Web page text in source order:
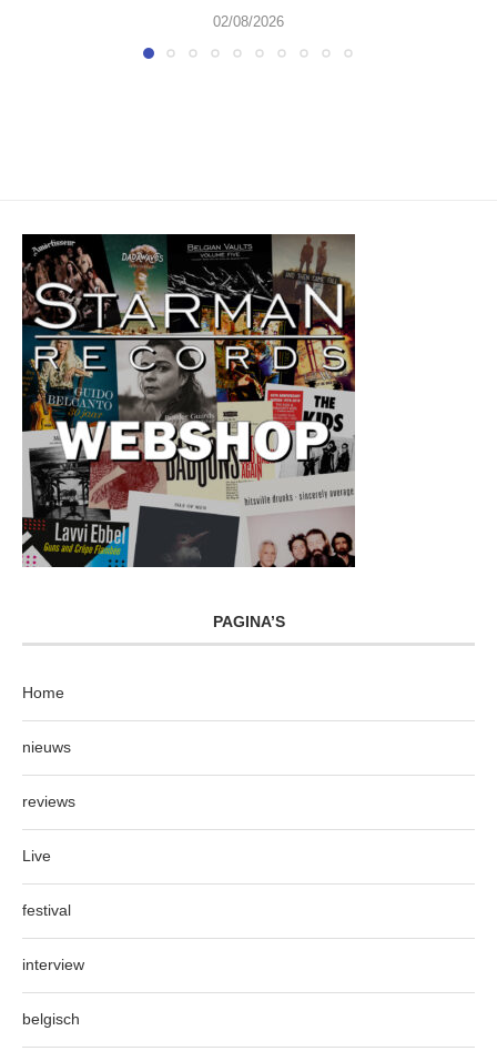
02/08/2026
PAGINA’S
Home
nieuws
reviews
Live
festival
interview
belgisch